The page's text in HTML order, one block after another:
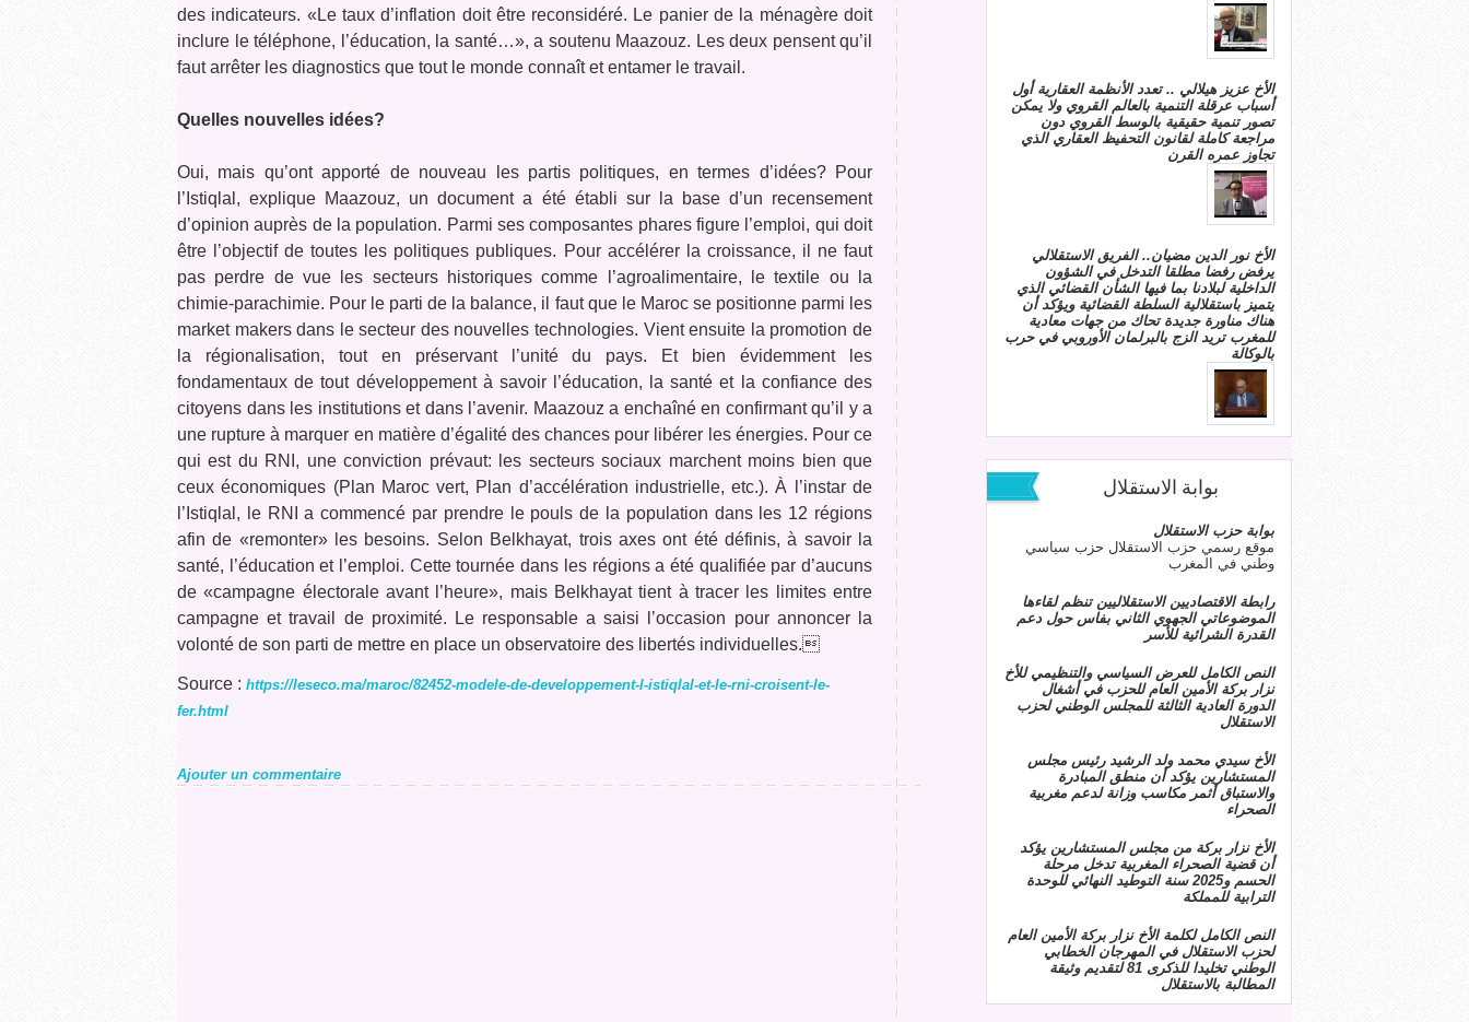
des indicateurs. «Le taux d’inflation doit être reconsidéré. Le panier de la ménagère doit
inclure le téléphone, l’éducation, la santé…», a soutenu Maazouz. Les deux pensent qu’il
faut arrêter les diagnostics que tout le monde connaît et entamer le travail.
Quelles nouvelles idées?
Oui, mais qu’ont apporté de nouveau les partis politiques, en termes d’idées? Pour
l’Istiqlal, explique Maazouz, un document a été établi sur la base d’un recensement
d’opinion auprès de la population. Parmi ses composantes phares figure l’emploi, qui doit
être l’objectif de toutes les politiques publiques. Pour accélérer la croissance, il ne faut
pas perdre de vue les secteurs historiques comme l’agroalimentaire, le textile ou la
chimie-parachimie. Pour le parti de la balance, il faut que le Maroc se positionne parmi les
market makers dans le secteur des nouvelles technologies. Vient ensuite la promotion de
la régionalisation, tout en préservant l’unité du pays. Et bien évidemment les
fondamentaux de tout développement à savoir l’éducation, la santé et la confiance des
citoyens dans les institutions et dans l’avenir. Maazouz a enchaîné en confirmant qu’il y a
une rupture à marquer en matière d’égalité des chances pour libérer les énergies. Pour ce
qui est du RNI, une conviction prévaut: les secteurs sociaux marchent moins bien que
ceux économiques (Plan Maroc vert, Plan d’accélération industrielle, etc.). À l’instar de
l’Istiqlal, le RNI a commencé par prendre le pouls de la population dans les 12 régions
afin de «remonter» les besoins. Selon Belkhayat, trois axes ont été définis, à savoir la
santé, l’éducation et l’emploi. Cette tournée dans les régions a été qualifiée par d’aucuns
de «campagne électorale avant l’heure», mais Belkhayat tient à tracer les limites entre
campagne et travail de proximité. Le responsable a saisi l’occasion pour annoncer la
volonté de son parti de mettre en place un observatoire des libertés individuelles.
Source : https://leseco.ma/maroc/82452-modele-de-developpement-l-istiqlal-et-le-rni-croisent-le-
fer.html
Ajouter un commentaire
الأخ عزيز هيلالي .. تعدد الأنظمة العقارية أول
أسباب عرقلة التنمية بالعالم القروي ولا يمكن
تصور تنمية حقيقية بالوسط القروي دون
مراجعة كاملة لقانون التحفيظ العقاري الذي
تجاوز عمره القرن
الأخ نور الدين مضيان.. الفريق الاستقلالي
يرفض رفضا مطلقا التدخل في الشؤون
الداخلية لبلادنا بما فيها الشأن القضائي الذي
يتميز باستقلالية السلطة القضائية ويؤكد أن
هناك مناورة جديدة تحاك من جهات معادية
للمغرب تريد الزج بالبرلمان الأوروبي في حرب
بالوكالة
بوابة الاستقلال
بوابة حزب الاستقلال
موقع رسمي حزب الاستقلال حزب سياسي
وطني في المغرب
رابطة الاقتصاديين الاستقلاليين تنظم لقاءها
الموضوعاتي الجهوي الثاني بفاس حول دعم
القدرة الشرائية للأسر
النص الكامل للعرض السياسي والتنظيمي للأخ
نزار بركة الأمين العام للحزب في أشغال
الدورة العادية الثالثة للمجلس الوطني لحزب
الاستقلال
الأخ سيدي محمد ولد الرشيد رئيس مجلس
المستشارين يؤكد أن منطق المبادرة
والاستباق أثمر مكاسب وزانة لدعم مغربية
الصحراء
الأخ نزار بركة من مجلس المستشارين يؤكد
أن قضية الصحراء المغربية تدخل مرحلة
الحسم و2025 سنة التوطيد النهائي للوحدة
الترابية للمملكة
النص الكامل لكلمة الأخ نزار بركة الأمين العام
لحزب الاستقلال في المهرجان الخطابي
الوطني تخليدا للذكرى 81 لتقديم وثيقة
المطالبة بالاستقلال